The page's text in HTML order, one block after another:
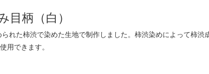
柄（白）
られた柿渋で染めた生地で制作しました。柿渋染めによって柿渋
用できます。